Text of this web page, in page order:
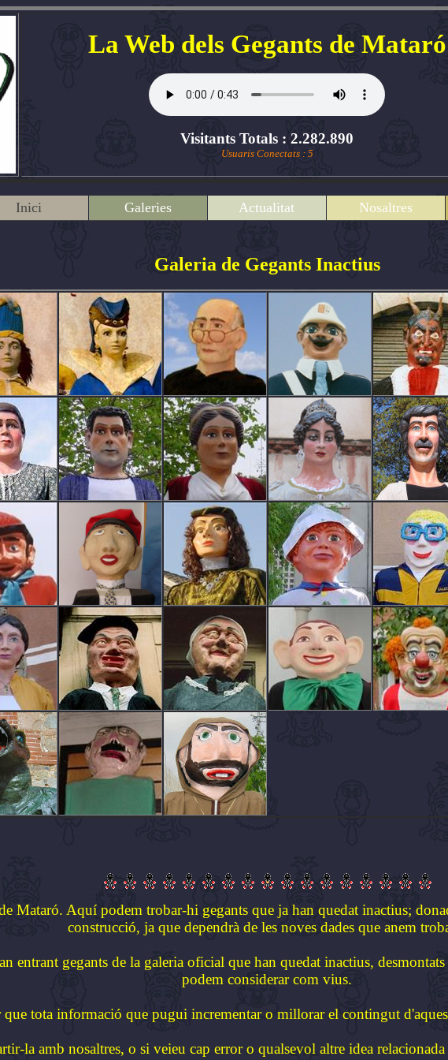
La Web dels Gegants de Mataró
Visitants Totals : 2.282.890
Usuaris Conectats : 5
Inici Galeries Actualitat Nosaltres
Galeria de Gegants Inactius
Mataró. Aquí podem trobar-hi gegants que ja han quedat inactius;
construcció, ja que dependrà de les noves dades que anem
entrant gegants de la galeria oficial que han quedat inactius,
podem considerar com vius.
tota informació que pugui incrementar o millorar el contingut
la amb nosaltres, o si veieu cap error o qualsevol altre idea